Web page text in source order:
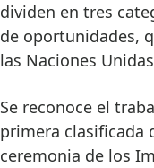
dividen en tres
de oportunidades,
las Naciones
Se reconoce el
primera clasificada
ceremonia de los